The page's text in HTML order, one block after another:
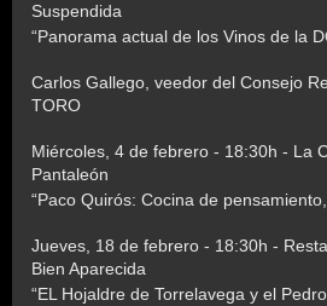
Suspendida
“Panorama actual de los Vinos de la
Carlos Gallego, veedor del Consejo
TORO
Miércoles, 4 de febrero - 18:30h - La
Pantaleón
“Paco Quirós: Cocina de
Jueves, 18 de febrero - 18:30h -
Bien Aparecida
“EL Hojaldre de Torrelavega y el